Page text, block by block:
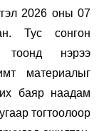
2026 оны 07
Тус сонгон
тоонд нэрээ
материалыг
баяр наадам
тогтоолоор